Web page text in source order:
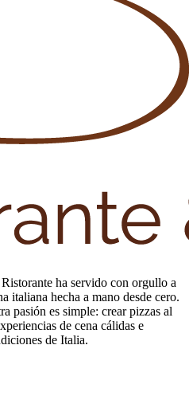
ha servido con orgullo a
italiana hecha a mano desde cero.
pasión es simple: crear pizzas al
de cena cálidas e
de Italia.